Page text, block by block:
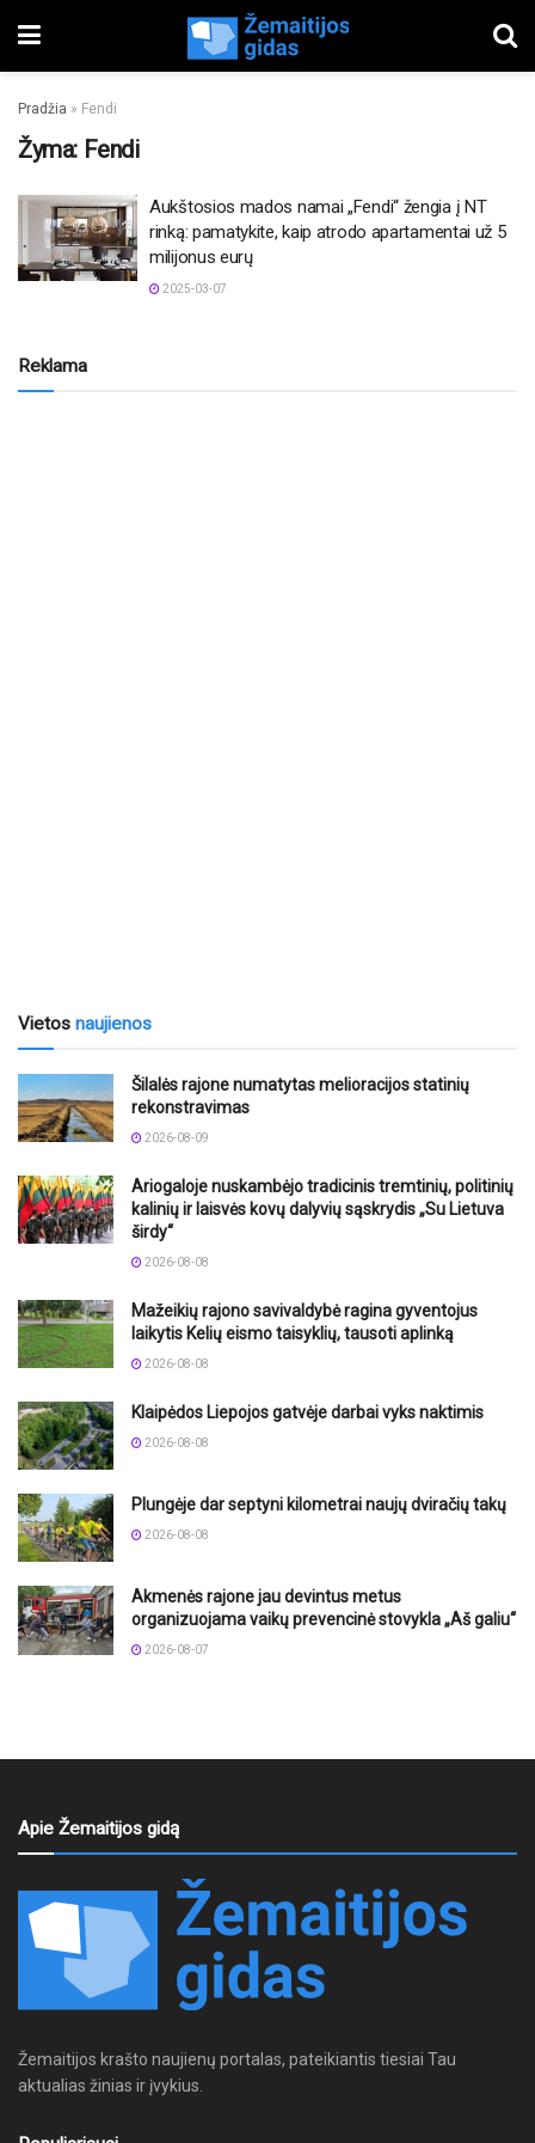
Pradžia » Fendi
Žyma: Fendi
Aukštosios mados namai „Fendi“ žengia į NT
rinką: pamatykite, kaip atrodo apartamentai už 5
milijonus eurų
2025-03-07
Reklama
Vietos naujienos
Šilalės rajone numatytas melioracijos statinių
rekonstravimas
2026-08-09
Ariogaloje nuskambėjo tradicinis tremtinių, politinių
kalinių ir laisvės kovų dalyvių sąskrydis „Su Lietuva
širdy“
2026-08-08
Mažeikių rajono savivaldybė ragina gyventojus
laikytis Kelių eismo taisyklių, tausoti aplinką
2026-08-08
Klaipėdos Liepojos gatvėje darbai vyks naktimis
2026-08-08
Plungėje dar septyni kilometrai naujų dviračių takų
2026-08-08
Akmenės rajone jau devintus metus
organizuojama vaikų prevencinė stovykla „Aš galiu“
2026-08-07
Apie Žemaitijos gidą
Žemaitijos krašto naujienų portalas, pateikiantis tiesiai Tau
aktualias žinias ir įvykius.